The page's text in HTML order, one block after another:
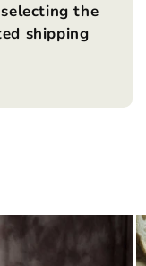
the
shipping